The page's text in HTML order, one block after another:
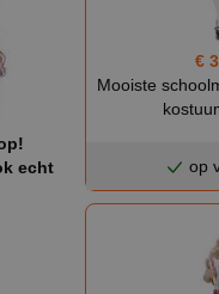
echt
€
Mooiste
op